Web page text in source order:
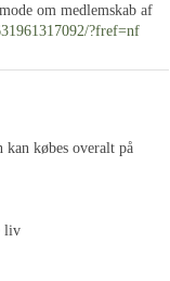
om medlemskab af
?fref=nf
købes overalt på
liv